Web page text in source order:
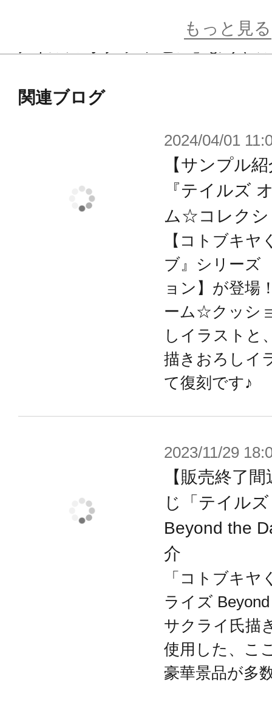
「テイルズ オブ エクシリア2」よ
「テイルズ オブ デスティニー」よ
「テイルズ オブ ジ アビス」より、
「テイルズ オブ ヴェスペリア」よ
「テイルズ オブ ジ アビス」より、
「テイルズ オブ ヴェスペリア」よ
「テイルズ オブ ベルセリア」より
ゲームの休息時間のおともにしてく
※本商品はカバー単体です。クッシ
※画像は開発中のイメージ画像です
もっと見る
関連ブログ
2024/04/01
【サンプル
『テイルズ
ム☆コレクシ
【コトブキ
ブ』シリー
ョン】が登場
ーム☆クッシ
しイラストと
描きおろしイ
て復刻です♪
2023/11/29
【販売終了
じ「テイル
Beyond the
介
「コトブキ
ライズ
サクライ氏描
使用した、こ
豪華景品が多